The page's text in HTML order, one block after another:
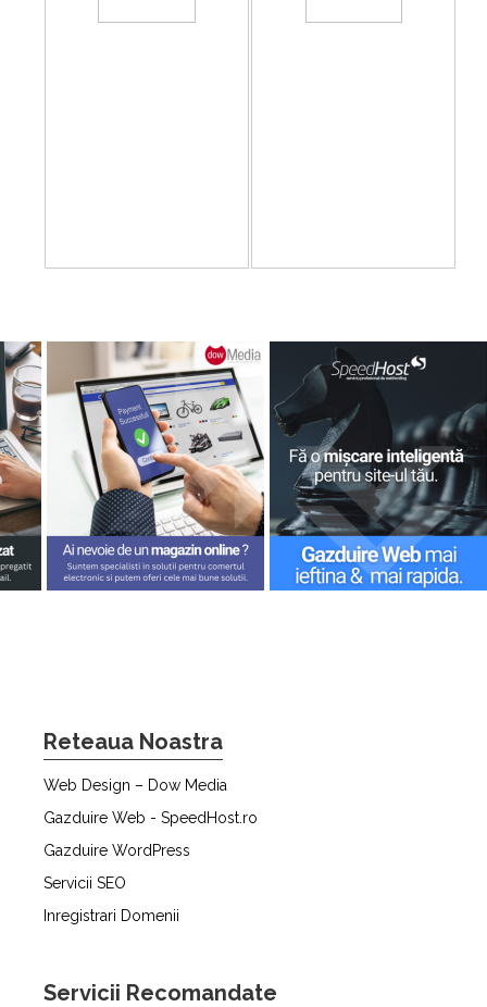
Reteaua Noastra
Web Design – Dow Media
Gazduire Web - SpeedHost.ro
Gazduire WordPress
Servicii SEO
Inregistrari Domenii
Servicii Recomandate